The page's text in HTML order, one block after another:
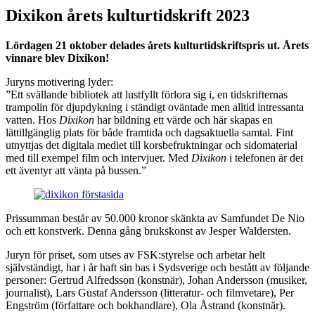
Dixikon årets kulturtidskrift 2023
Lördagen 21 oktober delades årets kulturtidskriftspris ut. Årets
vinnare blev Dixikon!
Juryns motivering lyder:
”Ett svällande bibliotek att lustfyllt förlora sig i, en tidskrifternas
trampolin för djupdykning i ständigt oväntade men alltid intressanta
vatten. Hos Dixikon har bildning ett värde och här skapas en
lättillgänglig plats för både framtida och dagsaktuella samtal. Fint
utnyttjas det digitala mediet till korsbefruktningar och sidomaterial
med till exempel film och intervjuer. Med Dixikon i telefonen är det
ett äventyr att vänta på bussen.”
Prissumman består av 50.000 kronor skänkta av Samfundet De Nio
och ett konstverk. Denna gång brukskonst av Jesper Waldersten.
Juryn för priset, som utses av FSK:styrelse och arbetar helt
självständigt, har i år haft sin bas i Sydsverige och bestått av följande
personer: Gertrud Alfredsson (konstnär), Johan Andersson (musiker,
journalist), Lars Gustaf Andersson (litteratur- och filmvetare), Per
Engström (författare och bokhandlare), Ola Åstrand (konstnär).